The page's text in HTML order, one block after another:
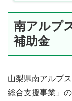
南アルプ
補助金
山梨県南アルプ
総合支援事業」